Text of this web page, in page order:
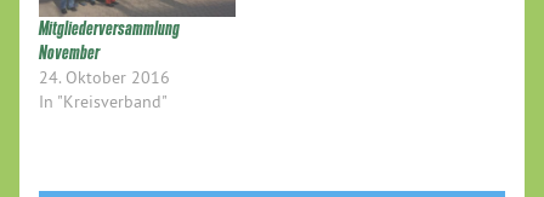
Mitgliederversammlung
November
24. Oktober 2016
In "Kreisverband"